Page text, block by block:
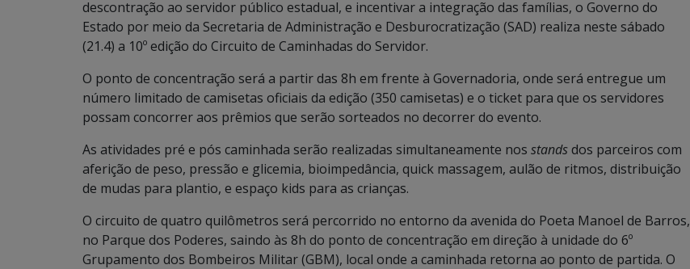
descontração ao servidor público estadual, e incentivar a integração das famílias, o Governo do
Estado por meio da Secretaria de Administração e Desburocratização (SAD) realiza neste sábado
(21.4) a 10º edição do Circuito de Caminhadas do Servidor.
O ponto de concentração será a partir das 8h em frente à Governadoria, onde será entregue um
número limitado de camisetas oficiais da edição (350 camisetas) e o ticket para que os servidores
possam concorrer aos prêmios que serão sorteados no decorrer do evento.
As atividades pré e pós caminhada serão realizadas simultaneamente nos standsdos parceiros com
aferição de peso, pressão e glicemia, bioimpedância, quick massagem, aulão de ritmos, distribuição
de mudas para plantio, e espaço kids para as crianças.
O circuito de quatro quilômetros será percorrido no entorno da avenida do Poeta Manoel de Barros,
no Parque dos Poderes, saindo às 8h do ponto de concentração em direção à unidade do 6º
Grupamento dos Bombeiros Militar (GBM), local onde a caminhada retorna ao ponto de partida. O